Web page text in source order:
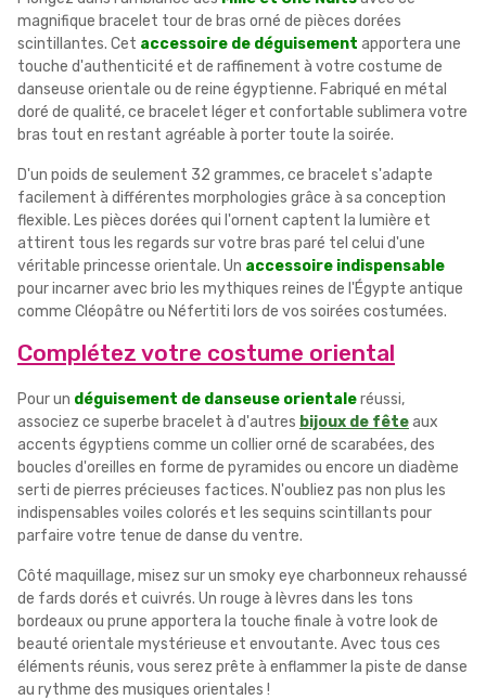
magnifique bracelet tour de bras orné de pièces dorées
scintillantes. Cet accessoire de déguisement apportera une
touche d'authenticité et de raffinement à votre costume de
danseuse orientale ou de reine égyptienne. Fabriqué en métal
doré de qualité, ce bracelet léger et confortable sublimera votre
bras tout en restant agréable à porter toute la soirée.
D'un poids de seulement 32 grammes, ce bracelet s'adapte
facilement à différentes morphologies grâce à sa conception
flexible. Les pièces dorées qui l'ornent captent la lumière et
attirent tous les regards sur votre bras paré tel celui d'une
véritable princesse orientale. Un accessoire indispensable
pour incarner avec brio les mythiques reines de l'Égypte antique
comme Cléopâtre ou Néfertiti lors de vos soirées costumées.
Complétez votre costume oriental
Pour un déguisement de danseuse orientaleréussi,
associez ce superbe bracelet à d'autres bijoux de fêteaux
accents égyptiens comme un collier orné de scarabées, des
boucles d'oreilles en forme de pyramides ou encore un diadème
serti de pierres précieuses factices. N'oubliez pas non plus les
indispensables voiles colorés et les sequins scintillants pour
parfaire votre tenue de danse du ventre.
Côté maquillage, misez sur un smoky eye charbonneux rehaussé
de fards dorés et cuivrés. Un rouge à lèvres dans les tons
bordeaux ou prune apportera la touche finale à votre look de
beauté orientale mystérieuse et envoutante. Avec tous ces
éléments réunis, vous serez prête à enflammer la piste de danse
au rythme des musiques orientales !